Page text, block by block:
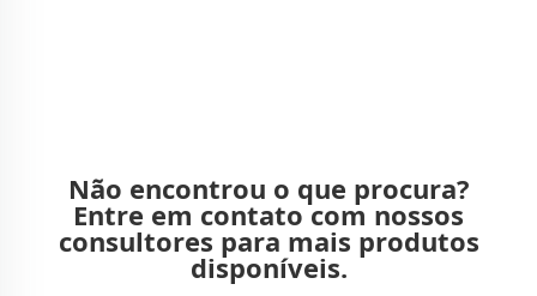
Não encontrou o que procura?
Entre em contato com nossos
consultores para mais produtos
disponíveis.